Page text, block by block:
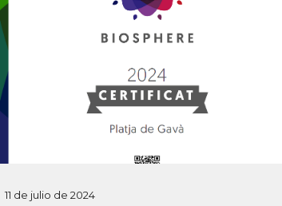
11 de julio de 2024